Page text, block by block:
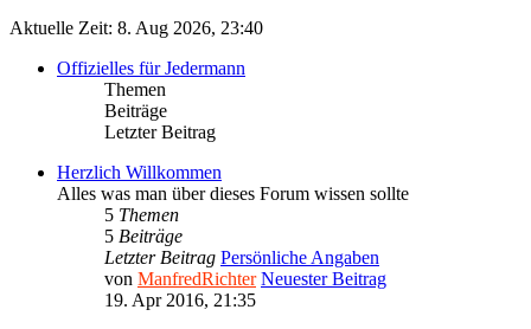
Aktuelle Zeit: 8. Aug 2026, 23:40
Offizielles für Jedermann
Themen
Beiträge
Letzter Beitrag
Herzlich Willkommen
Alles was man über dieses Forum wissen sollte
5 Themen
5 Beiträge
Letzter Beitrag Persönliche Angaben
von ManfredRichter Neuester Beitrag
19. Apr 2016, 21:35